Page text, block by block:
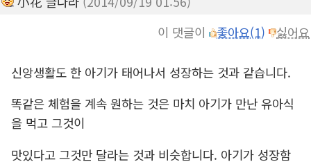
이 댓글이
좋아요(1) 싫어요
신앙생활도 한 아기가 태어나서 성장하는 것과 같습니다.
똑같은 체험을 계속 원하는 것은 마치 아기가 만난 유아식
을 먹고 그것이
맛있다고 그것만 달라는 것과 비슷합니다. 아기가 성장함